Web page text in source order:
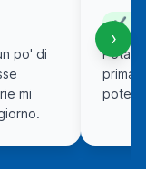
›
po' di
mi
✔
prima